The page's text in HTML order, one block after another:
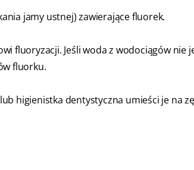
jamy ustnej) zawierające fluorek.
fluoryzacji. Jeśli woda z wodociągów nie
fluorku.
higienistka dentystyczna umieści je na